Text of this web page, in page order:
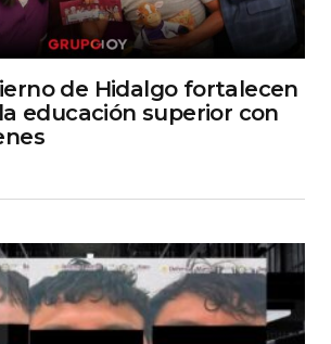
de Hidalgo fortalecen
educación superior con